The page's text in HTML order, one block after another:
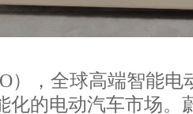
），全球高端智能电
化的电动汽车市场。